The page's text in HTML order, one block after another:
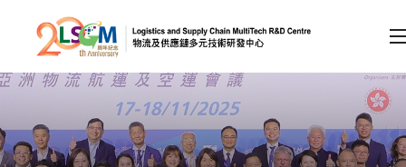
跳到內容（按回車鍵）
會員登入
A A EN 繁 简